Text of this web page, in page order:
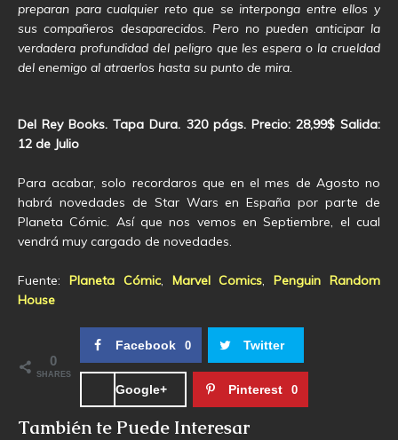
preparan para cualquier reto que se interponga entre ellos y
sus compañeros desaparecidos. Pero no pueden anticipar la
verdadera profundidad del peligro que les espera o la crueldad
del enemigo al atraerlos hasta su punto de mira.
Del Rey Books. Tapa Dura. 320 págs. Precio: 28,99$ Salida:
12 de Julio
Para acabar, solo recordaros que en el mes de Agosto no
habrá novedades de Star Wars en España por parte de
Planeta Cómic. Así que nos vemos en Septiembre, el cual
vendrá muy cargado de novedades.
Fuente: Planeta Cómic, Marvel Comics,Penguin Random
House
0
SHARES
Facebook 0 Twitter
Google+ Pinterest 0
También te Puede Interesar